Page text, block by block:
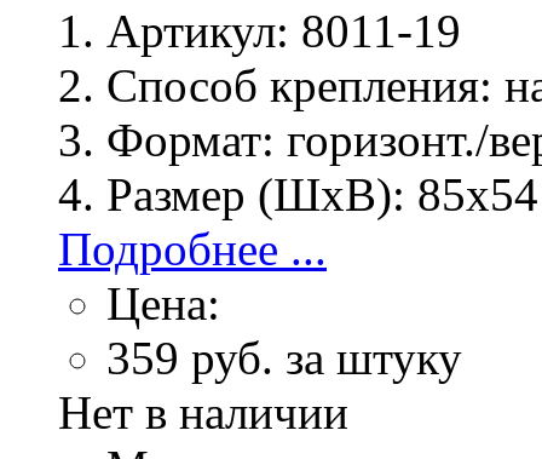
Артикул: 8011-19
Способ крепления:
Формат: горизонт./
Размер (ШхВ):
Подробнее ...
Цена:
359 руб. за штуку
Нет в наличии